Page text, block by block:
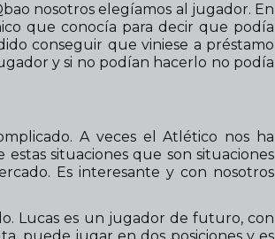
nosotros elegíamos al jugador. En
que conocía para decir que podía
conseguir que viniese a préstamo
y si no podían hacerlo no podía
A veces el Atlético nos ha
situaciones que son situaciones
Es interesante y con nosotros
Lucas es un jugador de futuro, con